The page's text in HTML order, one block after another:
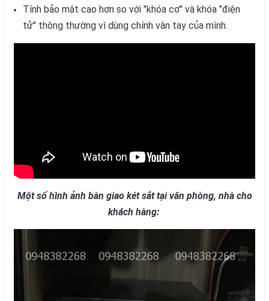
Tính bảo mật cao hơn so với "khóa cơ" và khóa "điện
tử" thông thường vì dùng chính vân tay của mình.
Một số hình ảnh bàn giao két sắt tại văn phòng, nhà cho
khách hàng: